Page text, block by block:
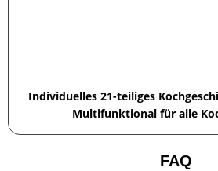
Individuelles 21-teiliges
Multifunktional für alle
FAQ